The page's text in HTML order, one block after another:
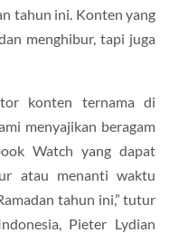
tahun ini. Konten yang
menghibur, tapi juga
konten ternama di
menyajikan beragam
Watch yang dapat
atau menanti waktu
tahun ini,” tutur
Pieter Lydian